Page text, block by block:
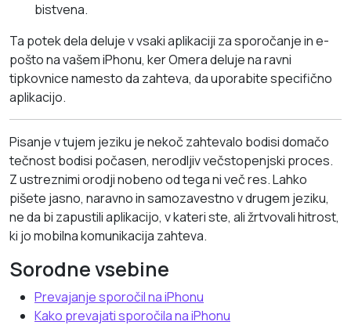
bistvena.
Ta potek dela deluje v vsaki aplikaciji za sporočanje in e-
pošto na vašem iPhonu, ker Omera deluje na ravni
tipkovnice namesto da zahteva, da uporabite specifično
aplikacijo.
Pisanje v tujem jeziku je nekoč zahtevalo bodisi domačo
tečnost bodisi počasen, nerodljiv večstopenjski proces.
Z ustreznimi orodji nobeno od tega ni več res. Lahko
pišete jasno, naravno in samozavestno v drugem jeziku,
ne da bi zapustili aplikacijo, v kateri ste, ali žrtvovali hitrost,
ki jo mobilna komunikacija zahteva.
Sorodne vsebine
Prevajanje sporočil na iPhonu
Kako prevajati sporočila na iPhonu